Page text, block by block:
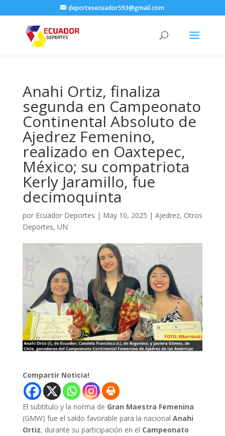
deportesecuador593@gmail.com
Anahi Ortiz, finaliza
segunda en Campeonato
Continental Absoluto de
Ajedrez Femenino,
realizado en Oaxtepec,
México; su compatriota
Kerly Jaramillo, fue
decimoquinta
por Ecuador Deportes | May 10, 2025 | Ajedrez, Otros
Deportes, UN
Compartir Noticia!
El subtítulo y la norma de Gran Maestra Femenina
(GMW) fue el saldo favorable para la nacional Anahi
Ortiz, durante su participación en el Campeonato